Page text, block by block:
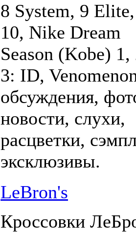
8 System, 9 Elite,
10, Nike Dream
Season (Kobe) 1,
3: ID,
обсуждения,
новости, слухи,
расцветки,
эксклюзивы.
LeBron's
Кроссовки